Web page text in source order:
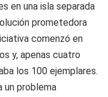
en una isla separada
prometedora
comenzó en
y, apenas cuatro
los 100 ejemplares.
un problema